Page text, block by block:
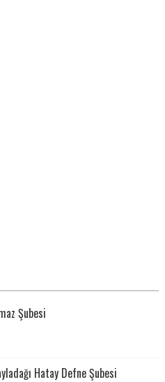
Şubesi
Hatay Defne Şubesi